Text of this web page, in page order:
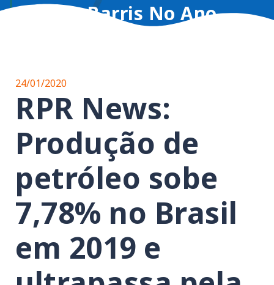
De Barris No Ano
24/01/2020
RPR News:
Produção de
petróleo sobe
7,78% no Brasil
em 2019 e